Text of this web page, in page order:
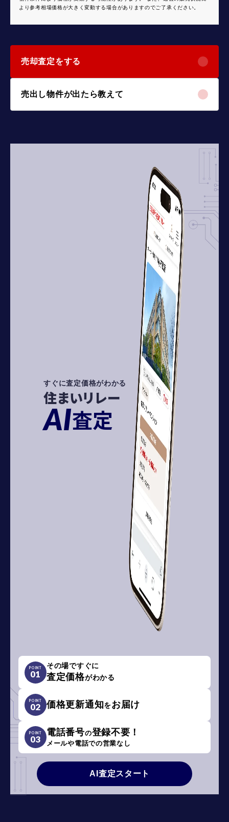
より参考相場価格が大きく変動する場合がありますのでご了承ください。
売却査定をする
売出し物件が出たら教えて
すぐに査定価格がわかる
住まいリレー
AI査定
POINT
01
その場ですぐに
査定価格がわかる
POINT
02 価格更新通知をお届け
POINT
03
電話番号の登録不要！
メールや電話での営業なし
AI査定スタート